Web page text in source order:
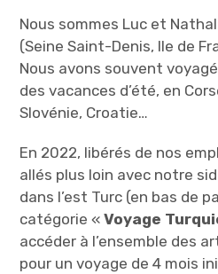
Nous sommes Luc et
(Seine Saint-Denis, Ile de
Nous avons souvent
des vacances d’été, en
Slovénie, Croatie…
En 2022, libérés de nos
allés plus loin avec notre
dans l’est Turc (en bas de
catégorie «Voyage
accéder à l’ensemble des
pour un voyage de 4 mois